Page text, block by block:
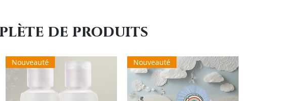
de produits
Nouveauté Nouveauté